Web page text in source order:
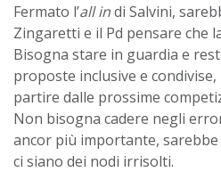
Fermato l’all indi Salvini,
Zingaretti e il Pd pensare che
Bisogna stare in guardia e
proposte inclusive e condivise,
partire dalle prossime
Non bisogna cadere negli
ancor più importante,
ci siano dei nodi irrisolti.